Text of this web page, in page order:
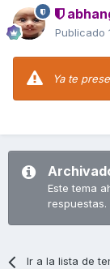
Publicado
Ya te
Este tema
respuestas.
Ir a la lista de